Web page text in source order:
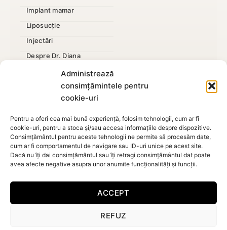
Administrează
consimțămintele pentru
cookie-uri
Pentru a oferi cea mai bună experiență, folosim tehnologii, cum ar fi
cookie-uri, pentru a stoca și/sau accesa informațiile despre dispozitive.
Consimțământul pentru aceste tehnologii ne permite să procesăm date,
cum ar fi comportamentul de navigare sau ID-uri unice pe acest site.
Dacă nu îți dai consimțământul sau îți retragi consimțământul dat poate
avea afecte negative asupra unor anumite funcționalități și funcții.
ACCEPT
REFUZ
Implant mamar
Liposucție
Injectări
Despre Dr. Diana
Mărire penis
Politica de
confidențialitate,Termeni si condiții,Contact- Dr. Diana
Gheorghiță, Medic Chirurgie Plastica, Estetica si Microchirurgie
Reconstructiva Bucuresti - Sitemap